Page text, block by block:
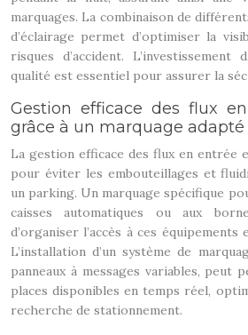
marquages. La combinaison de
d’éclairage permet d’optimiser la
risques d’accident. L’investissement
qualité est essentiel pour assurer la
Gestion efficace des flux
grâce à un marquage adapté
La gestion efficace des flux en entrée
pour éviter les embouteillages et
un parking. Un marquage spécifique
caisses automatiques ou aux
d’organiser l’accès à ces équipements
L’installation d’un système de
panneaux à messages variables, peut
places disponibles en temps réel,
recherche de stationnement.